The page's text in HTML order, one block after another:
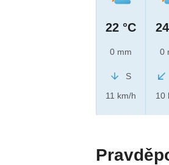
22 °C
0 mm
S
11 km/h
0
10